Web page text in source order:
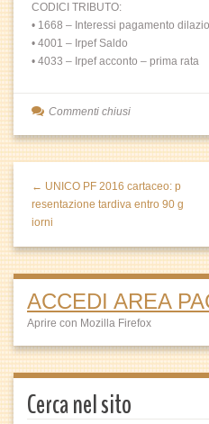
CODICI TRIBUTO:
• 1668 – Interessi pagamento
• 4001 – Irpef Saldo
• 4033 – Irpef acconto – prima rata
Commenti chiusi
← UNICO PF 2016 cartaceo: p
resentazione tardiva entro 90 g
iorni
ACCEDI AREA
Aprire con Mozilla Firefox
Cerca nel sito